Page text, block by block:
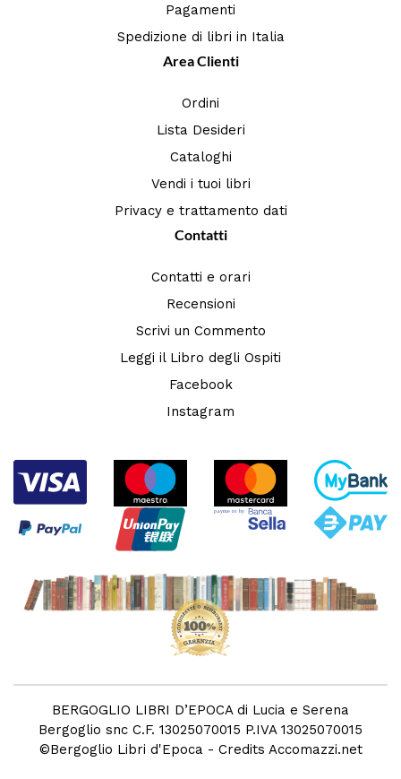
Pagamenti
Spedizione di libri in Italia
Area Clienti
Ordini
Lista Desideri
Cataloghi
Vendi i tuoi libri
Privacy e trattamento dati
Contatti
Contatti e orari
Recensioni
Scrivi un Commento
Leggi il Libro degli Ospiti
Facebook
Instagram
BERGOGLIO LIBRI D’EPOCA di Lucia e Serena
Bergoglio snc C.F. 13025070015 P.IVA 13025070015
©Bergoglio Libri d'Epoca - Credits Accomazzi.net